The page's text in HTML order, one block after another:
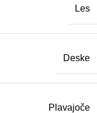
Les
Deske
Plavajoče